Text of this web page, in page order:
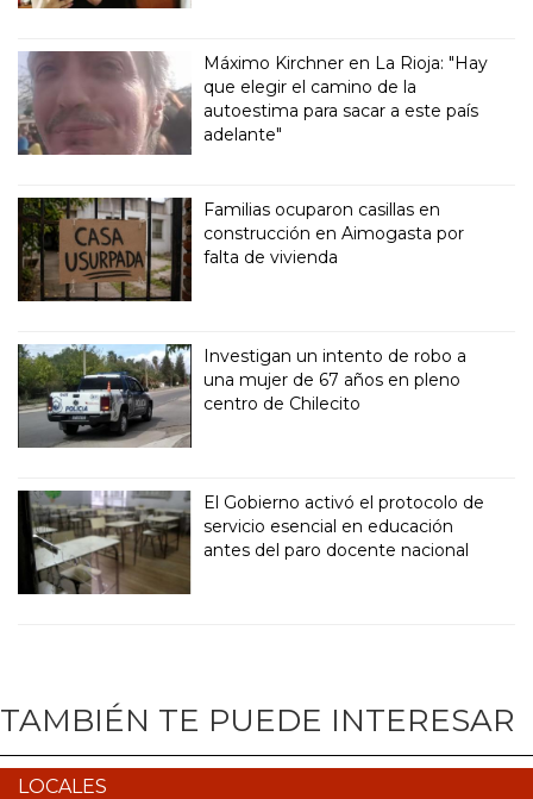
Máximo Kirchner en La Rioja: "Hay
que elegir el camino de la
autoestima para sacar a este país
adelante"
Familias ocuparon casillas en
construcción en Aimogasta por
falta de vivienda
Investigan un intento de robo a
una mujer de 67 años en pleno
centro de Chilecito
El Gobierno activó el protocolo de
servicio esencial en educación
antes del paro docente nacional
TAMBIÉN TE PUEDE INTERESAR
LOCALES